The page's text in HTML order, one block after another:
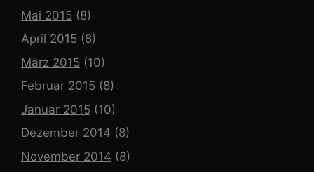
Mai 2015 (8)
April 2015 (8)
März 2015 (10)
Februar 2015 (8)
Januar 2015 (10)
Dezember 2014 (8)
November 2014 (8)